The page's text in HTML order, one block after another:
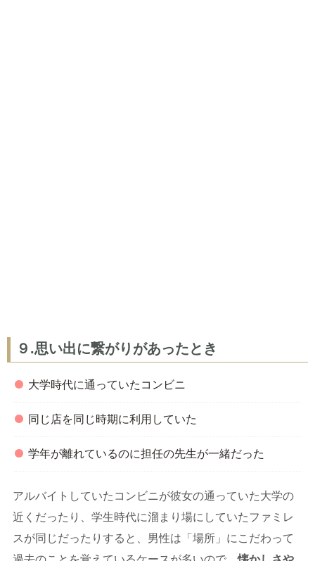
９.思い出に繋がりがあったとき
大学時代に通っていたコンビニ
同じ店を同じ時期に利用していた
学年が離れているのに担任の先生が一緒だった
アルバイトしていたコンビニが彼女の通っていた大学の
近くだったり、学生時代に溜まり場にしていたファミレ
スが同じだったりすると、男性は「場所」にこだわって